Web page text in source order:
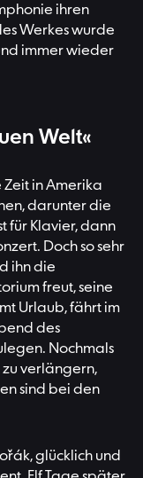
ihren
Werkes wurde
immer wieder
Welt«
in Amerika
darunter die
für Klavier, dann
Doch so sehr
ihn die
freut, seine
Urlaub, fährt im
des
Nochmals
verlängern,
sind bei den
glücklich und